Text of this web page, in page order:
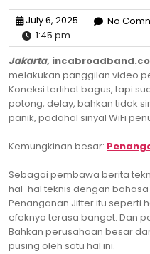
July 6, 2025 No
1:45 pm
Jakarta,
melakukan panggilan video
Koneksi terlihat bagus, tapi
potong, delay, bahkan tidak
panik, padahal sinyal WiFi
Kemungkinan besar:
Sebagai pembawa berita
hal-hal teknis dengan
Penanganan Jitter itu seperti
efeknya terasa banget. Dan
Bahkan perusahaan besar
pusing oleh satu hal ini.